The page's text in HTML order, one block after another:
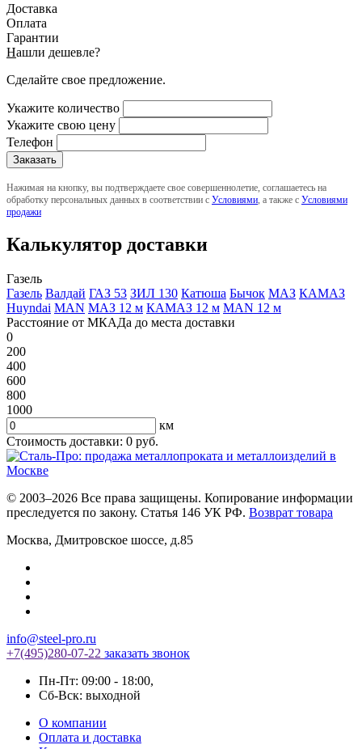
Доставка
Оплата
Гарантии
Нашли дешевле?
Сделайте свое предложение.
Укажите количество
Укажите свою цену
Телефон
Нажимая на кнопку, вы подтверждаете свое совершеннолетие, соглашаетесь на
обработку персональных данных в соответствии с Условиями , а также с Условиями
продажи
Калькулятор доставки
Газель
Газель Валдай ГАЗ 53 ЗИЛ 130 Катюша Бычок МАЗ КАМАЗ
Huyndai MAN МАЗ 12 м КАМАЗ 12 м MAN 12 м
Расстояние от МКАДа до места доставки
0
200
400
600
800
1000
км
Стоимость доставки: 0 руб.
© 2003–2026 Все права защищены. Копирование информации
преследуется по закону. Статья 146 УК РФ. Возврат товара
Москва, Дмитровское шоссе, д.85
info@steel-pro.ru
+7(495)280-07-22 заказать звонок
Пн-Пт: 09:00 - 18:00,
Cб-Вск: выходной
О компании
Оплата и доставка